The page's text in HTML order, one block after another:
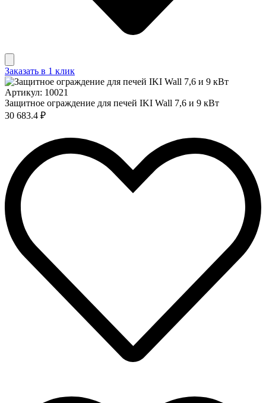
Заказать в 1 клик
Артикул: 10021
Защитное ограждение для печей IKI Wall 7,6 и 9 кВт
30 683.4 ₽